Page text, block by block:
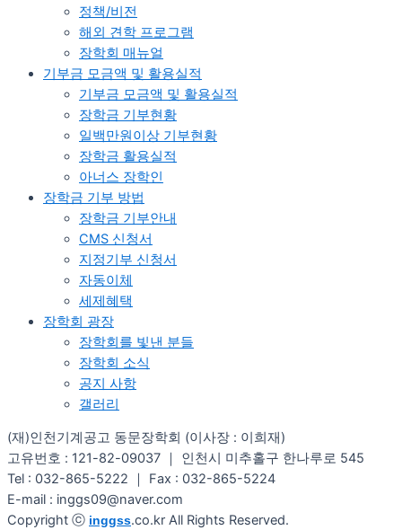
정책/비전
해외 견학 프로그램
장학회 매뉴얼
기부금 모금액 및 활용실적
기부금 모금액 및 활용실적
장학금 기부현황
일백만원이상 기부현황
장학금 활용실적
아너스 장학인
장학금 기부 방법
장학금 기부안내​
CMS 신청서
지정기부 신청서
자동이체
세제혜택
장학회 광장
장학회를 빛낸 분들​
장학회 소식
공지 사항
갤러리
(재)인천기계공고 동문장학회 (이사장 : 이희재)
고유번호 : 121-82-09037 ｜ 인천시 미추홀구 한나루로 545
Tel : 032-865-5222 ｜ Fax : 032-865-5224
E-mail : inggs09@naver.com
Copyright ⓒ inggss.co.kr All Rights Reserved.